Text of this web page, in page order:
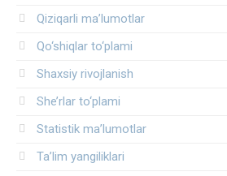
Qiziqarli ma’lumotlar
Qo‘shiqlar to‘plami
Shaxsiy rivojlanish
She’rlar to‘plami
Statistik ma’lumotlar
Ta’lim yangiliklari